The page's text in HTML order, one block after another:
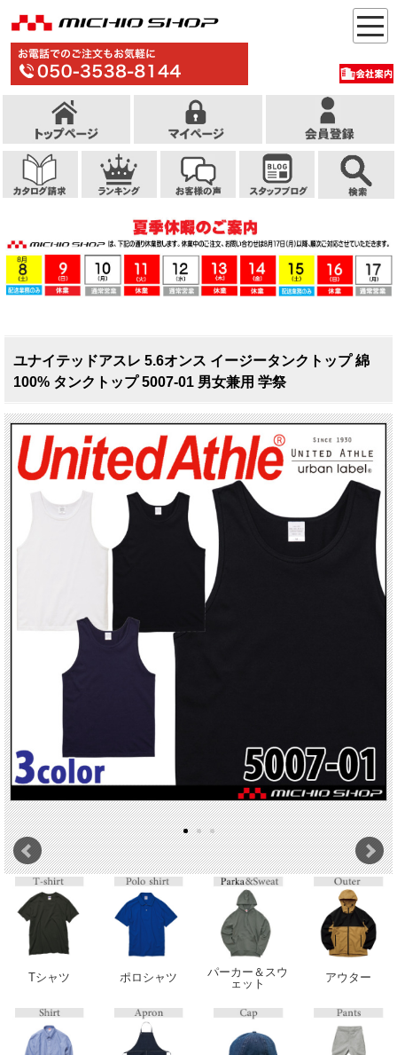
ユナイテッドアスレ 5.6オンス イージータンクトップ 綿
100% タンクトップ 5007-01 男女兼用 学祭
Tシャツ ポロシャツ
パーカー＆スウ
ェット
アウター